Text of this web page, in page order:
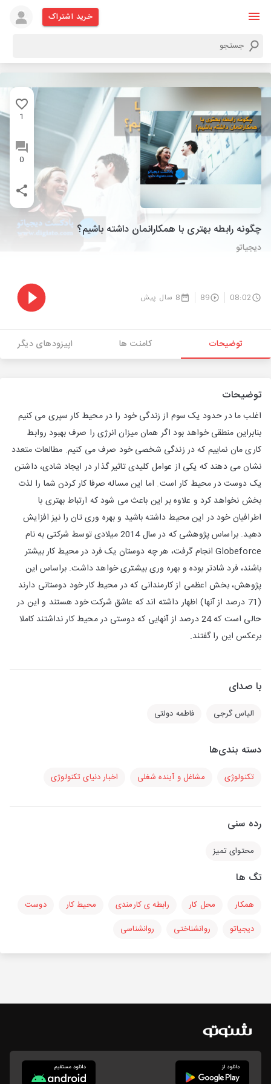
خرید اشتراک
1
0
چگونه رابطه بهتری با همکارانمان داشته باشیم؟
دیجیاتو
08:02
89 8 سال پیش
توضیحات کامنت ها اپیزودهای دیگر
توضیحات
اغلب ما در حدود یک سوم از زندگی خود را در محیط کار سپری می کنیم
بنابراین منطقی خواهد بود اگر همان میزان انرژی را صرف بهبود روابط
کاری مان نماییم که در زندگی شخصی خود صرف می کنیم. مطالعات متعدد
نشان می دهند که یکی از عوامل کلیدی تاثیر گذار در ایجاد شادی، داشتن
یک دوست در محیط کار است. اما این مساله صرفا کار کردن شما را لذت
بخش نخواهد کرد و علاوه بر این باعث می شود که ارتباط بهتری با
اطرافیان خود در این محیط داشته باشید و بهره وری تان را نیز افزایش
دهید. براساس پژوهشی که در سال 2014 میلادی توسط شرکتی به نام
Globeforce انجام گرفت، هر چه دوستان یک فرد در محیط کار بیشتر
باشند، فرد شادتر بوده و بهره وری بیشتری خواهد داشت. براساس این
پژوهش، بخش اعظمی از کارمندانی که در محیط کار خود دوستانی دارند
(71 درصد از آنها) اظهار داشته اند که عاشق شرکت خود هستند و این در
حالی است که 24 درصد از آنهایی که دوستی در محیط کار نداشتند کاملا
برعکس این را گفتند.
با صدای
الیاس گرجی فاطمه دولتی
دسته بندی‌ها
تکنولوژی مشاغل و آینده شغلی اخبار دنیای تکنولوژی
رده سنی
محتوای تمیز
تگ ها
همکار محل کار رابطه ی کارمندی محیط کار
دوست
دیجیاتو
روانشناختی روانشناسی